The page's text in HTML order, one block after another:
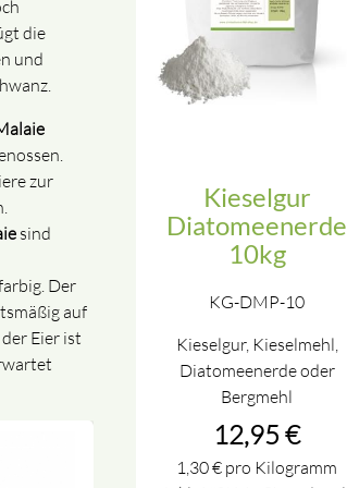
die
und
zur
sind
Der
auf
Eier ist
Kieselgur
Diatomeenerde
10kg
KG-DMP-10
Kieselgur, Kieselmehl,
Diatomeenerde oder
Bergmehl
12,95€
1,30€ pro Kilogramm